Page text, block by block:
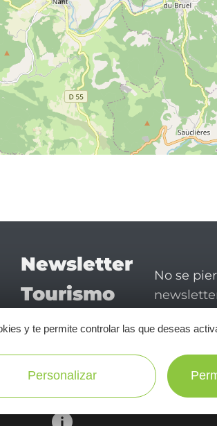
Newsletter
Tourismo
en Aveyron
No se
disfrutar
A NUESTRO NEWSLETTER AQUÍ!
y te permite controlar las que deseas
Personalizar